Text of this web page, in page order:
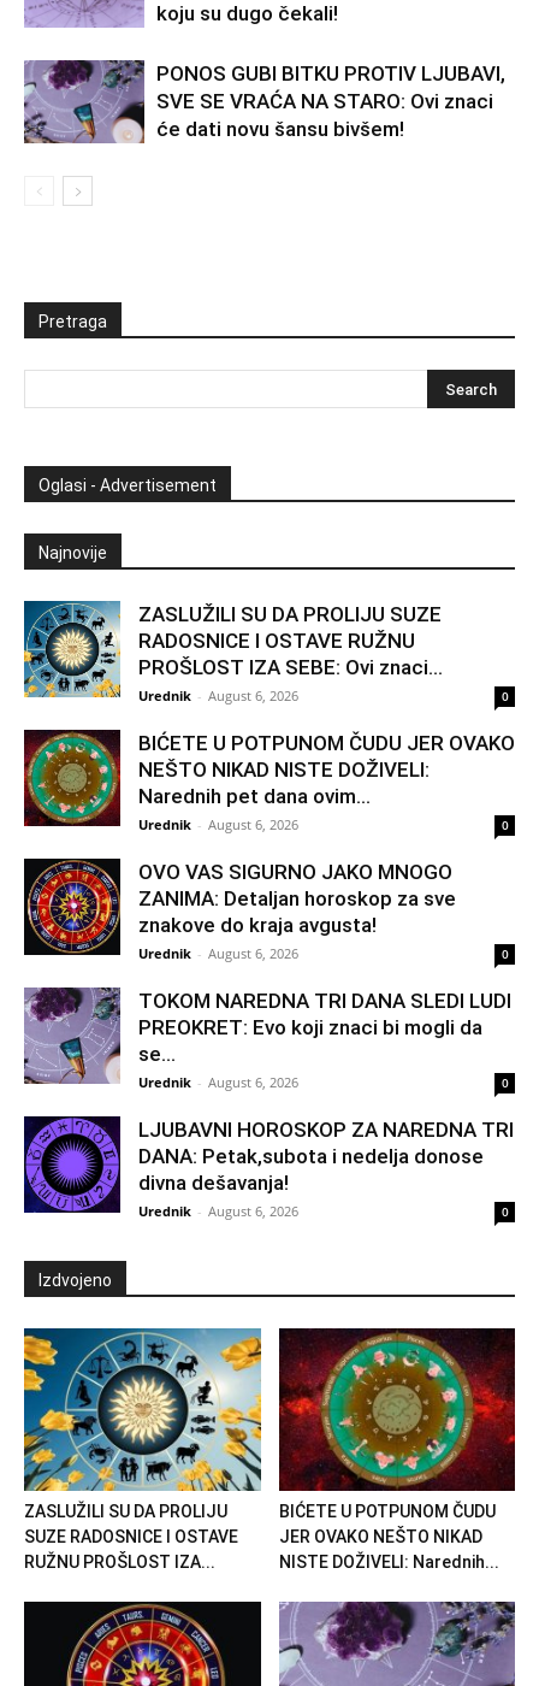
koju su dugo čekali!
PONOS GUBI BITKU PROTIV LJUBAVI,
SVE SE VRAĆA NA STARO: Ovi znaci
će dati novu šansu bivšem!
Pretraga
Oglasi - Advertisement
Najnovije
ZASLUŽILI SU DA PROLIJU SUZE
RADOSNICE I OSTAVE RUŽNU
PROŠLOST IZA SEBE: Ovi znaci...
Urednik - August 6, 2026 0
BIĆETE U POTPUNOM ČUDU JER OVAKO
NEŠTO NIKAD NISTE DOŽIVELI:
Narednih pet dana ovim...
Urednik - August 6, 2026 0
OVO VAS SIGURNO JAKO MNOGO
ZANIMA: Detaljan horoskop za sve
znakove do kraja avgusta!
Urednik - August 6, 2026 0
TOKOM NAREDNA TRI DANA SLEDI LUDI
PREOKRET: Evo koji znaci bi mogli da
se...
Urednik - August 6, 2026 0
LJUBAVNI HOROSKOP ZA NAREDNA TRI
DANA: Petak,subota i nedelja donose
divna dešavanja!
Urednik - August 6, 2026 0
Izdvojeno
ZASLUŽILI SU DA PROLIJU
SUZE RADOSNICE I OSTAVE
RUŽNU PROŠLOST IZA...
BIĆETE U POTPUNOM ČUDU
JER OVAKO NEŠTO NIKAD
NISTE DOŽIVELI: Narednih...